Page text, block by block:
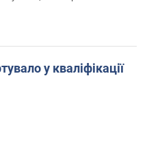
у кваліфікації